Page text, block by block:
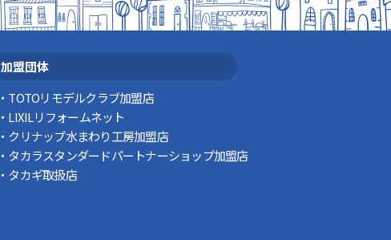
加盟団体
TOTOリモデルクラブ加盟店
LIXILリフォームネット
クリナップ水まわり工房加盟店
タカラスタンダードパートナーショップ加盟店
タカギ取扱店